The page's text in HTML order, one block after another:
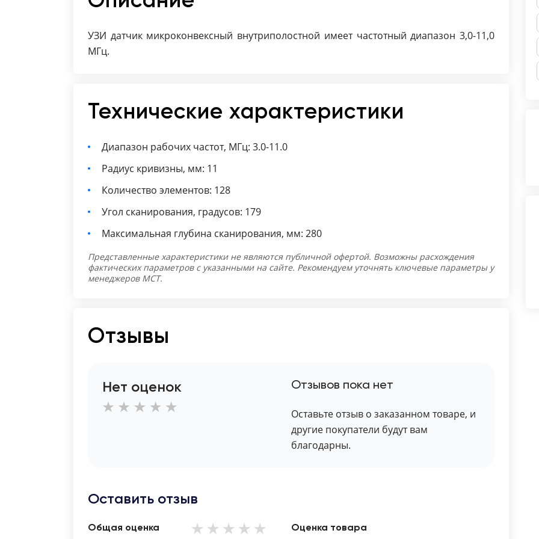
УЗИ датчик микроконвексный внутриполостной имеет частотный диапазон 3,0-11,0
МГц.
Технические характеристики
Диапазон рабочих частот, МГц: 3.0-11.0
Радиус кривизны, мм: 11
Количество элементов: 128
Угол сканирования, градусов: 179
Максимальная глубина сканирования, мм: 280
Представленные характеристики не являются публичной офертой. Возможны расхождения
фактических параметров с указанными на сайте. Рекомендуем уточнять ключевые параметры у
менеджеров МСТ.
Отзывы
Нет оценок Отзывов пока нет
Оставьте отзыв о заказанном товаре, и
другие покупатели будут вам
благодарны.
Оставить отзыв
Общая оценка Оценка товара